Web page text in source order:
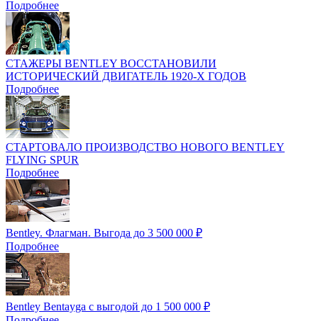
Подробнее
СТАЖЕРЫ BENTLEY ВОССТАНОВИЛИ
ИСТОРИЧЕСКИЙ ДВИГАТЕЛЬ 1920-Х ГОДОВ
Подробнее
СТАРТОВАЛО ПРОИЗВОДСТВО НОВОГО BENTLEY
FLYING SPUR
Подробнее
Bentley. Флагман. Выгода до 3 500 000 ₽
Подробнее
Bentley Bentayga c выгодой до 1 500 000 ₽